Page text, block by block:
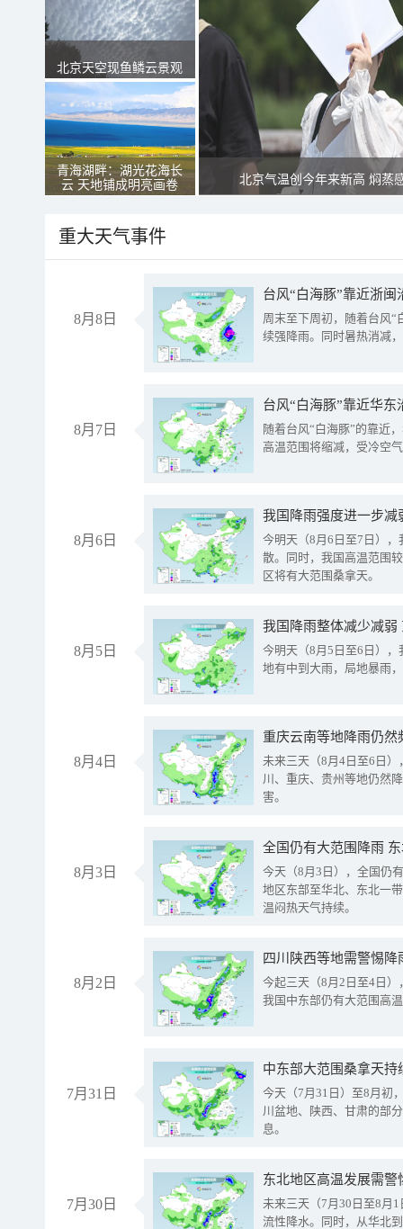
北京天空现鱼鳞云景观
青海湖畔：湖光花海长
云 天地铺成明亮画卷
北京气温创今年来新高 焖蒸
重大天气事件
8月8日
台风“白海豚”靠近浙
周末至下周初，随着台风“
续强降雨。同时暑热消减
8月7日
台风“白海豚”靠近华
随着台风“白海豚”的靠近
高温范围将缩减，受冷空
8月6日
今明天（8月6日至7日）
散。同时，我国高温范围
区将有大范围桑拿天。
8月5日
我国降雨整体减少减弱
今明天（8月5日至6日）
地有中到大雨，局地暴雨
8月4日
重庆云南等地降雨仍然
未来三天（8月4日至6日
川、重庆、贵州等地仍然
害。
8月3日
全国仍有大范围降雨
今天（8月3日），全国仍
地区东部至华北、东北一
温闷热天气持续。
8月2日
今起三天（8月2日至4日
我国中东部仍有大范围高
7月31日
中东部大范围桑拿天
今天（7月31日）至8月初
川盆地、陕西、甘肃的部
息。
7月30日
东北地区高温发展需
未来三天（7月30日至8月
流性降水。同时，从华北